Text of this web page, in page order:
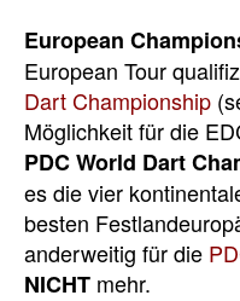
European
European Tour
Dart Championship
Möglichkeit für die
PDC World Dart
es die vier
besten
anderweitig für die
NICHT mehr.